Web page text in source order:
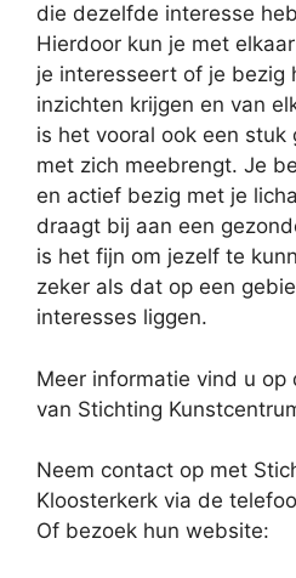
die dezelfde interesse
Hierdoor kun je met
je interesseert of je bezig
inzichten krijgen en van
is het vooral ook een
met zich meebrengt. Je
en actief bezig met je
draagt bij aan een
is het fijn om jezelf te
zeker als dat op een
interesses liggen.
Meer informatie vind u op
van Stichting
Neem contact op met
Kloosterkerk via de
Of bezoek hun website: